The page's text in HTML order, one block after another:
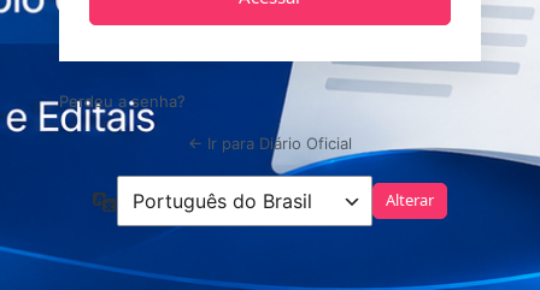
Perdeu a senha?
← Ir para Diário Oficial
Idioma